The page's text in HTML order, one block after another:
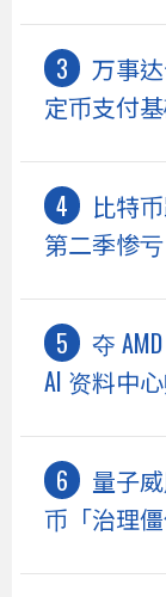
万事
定币支付
比特
第二季惨
夺
AI 资料中
量子
币「治理